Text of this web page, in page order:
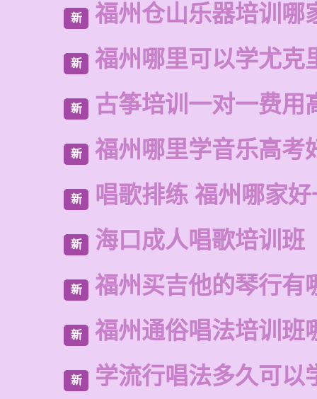
新 福州仓山乐器培训哪
新 福州哪里可以学尤克
新 古筝培训一对一费用
新 福州哪里学音乐高考
新 唱歌排练 福州哪家
新 海口成人唱歌培训班
新 福州买吉他的琴行有
新 福州通俗唱法培训班
新 学流行唱法多久可以